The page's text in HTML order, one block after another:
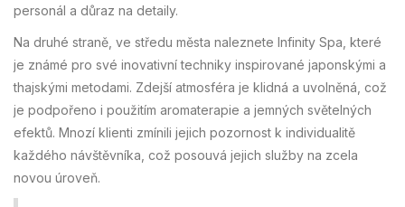
personál a důraz na detaily.
Na druhé straně, ve středu města naleznete Infinity Spa, které
je známé pro své inovativní techniky inspirované japonskými a
thajskými metodami. Zdejší atmosféra je klidná a uvolněná, což
je podpořeno i použitím aromaterapie a jemných světelných
efektů. Mnozí klienti zmínili jejich pozornost k individualitě
každého návštěvníka, což posouvá jejich služby na zcela
novou úroveň.